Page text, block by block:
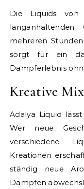
Die Liquids von
mehreren
sorgt für ein
Dampferlebnis
Kreative
Adalya Liquid
Wer neue
verschiedene
Kreationen
ständig neue
Dampfen